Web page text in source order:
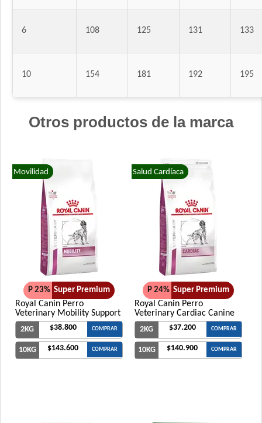
6 108 125 131 133
10 154 181 192 195
Otros productos de la marca
Movilidad
P 23% Super Premium
Royal Canin Perro
Veterinary Mobility Support
2KG $38.800 COMPRAR
10KG $143.600 COMPRAR
Salud Cardíaca
P 24% Super Premium
Royal Canin Perro
Veterinary Cardiac Canine
2KG $37.200 COMPRAR
10KG $140.900 COMPRAR